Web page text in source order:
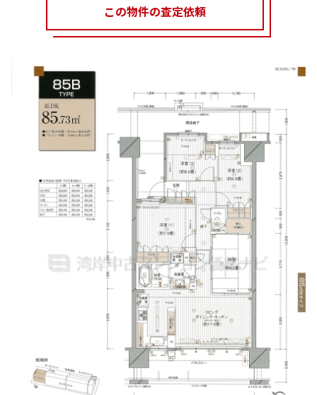
この物件の査定依頼